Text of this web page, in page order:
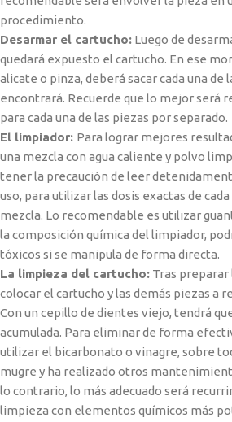
procedimiento.
Desarmar el cartucho: Luego de
quedará expuesto el cartucho. En ese
alicate o pinza, deberá sacar cada una de
encontrará. Recuerde que lo mejor será
para cada una de las piezas por separado.
El limpiador: Para lograr mejores
una mezcla con agua caliente y polvo
tener la precaución de leer
uso, para utilizar las dosis exactas de
mezcla. Lo recomendable es utilizar
la composición química del limpiador,
tóxicos si se manipula de forma directa.
La limpieza del cartucho: Tras preparar
colocar el cartucho y las demás piezas a
Con un cepillo de dientes viejo, tendrá
acumulada. Para eliminar de forma
utilizar el bicarbonato o vinagre, sobre
mugre y ha realizado otros
lo contrario, lo más adecuado será
limpieza con elementos químicos más